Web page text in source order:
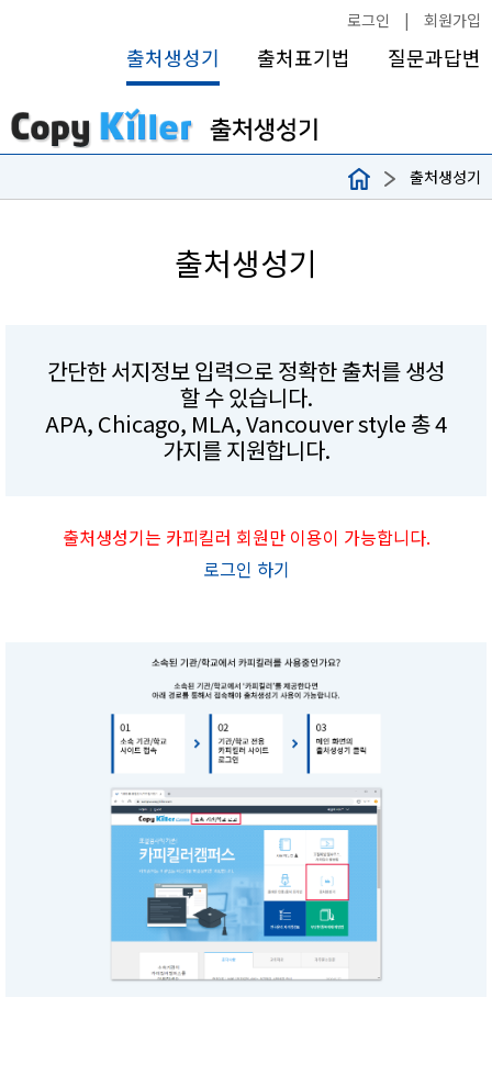
로그인 | 회원가입
출처생성기 출처표기법 질문과답변
출처생성기
출처생성기
간단한 서지정보 입력으로 정확한 출처를 생성
할 수 있습니다.
APA, Chicago, MLA, Vancouver style 총 4
가지를 지원합니다.
출처생성기는 카피킬러 회원만 이용이 가능합니다.
로그인 하기